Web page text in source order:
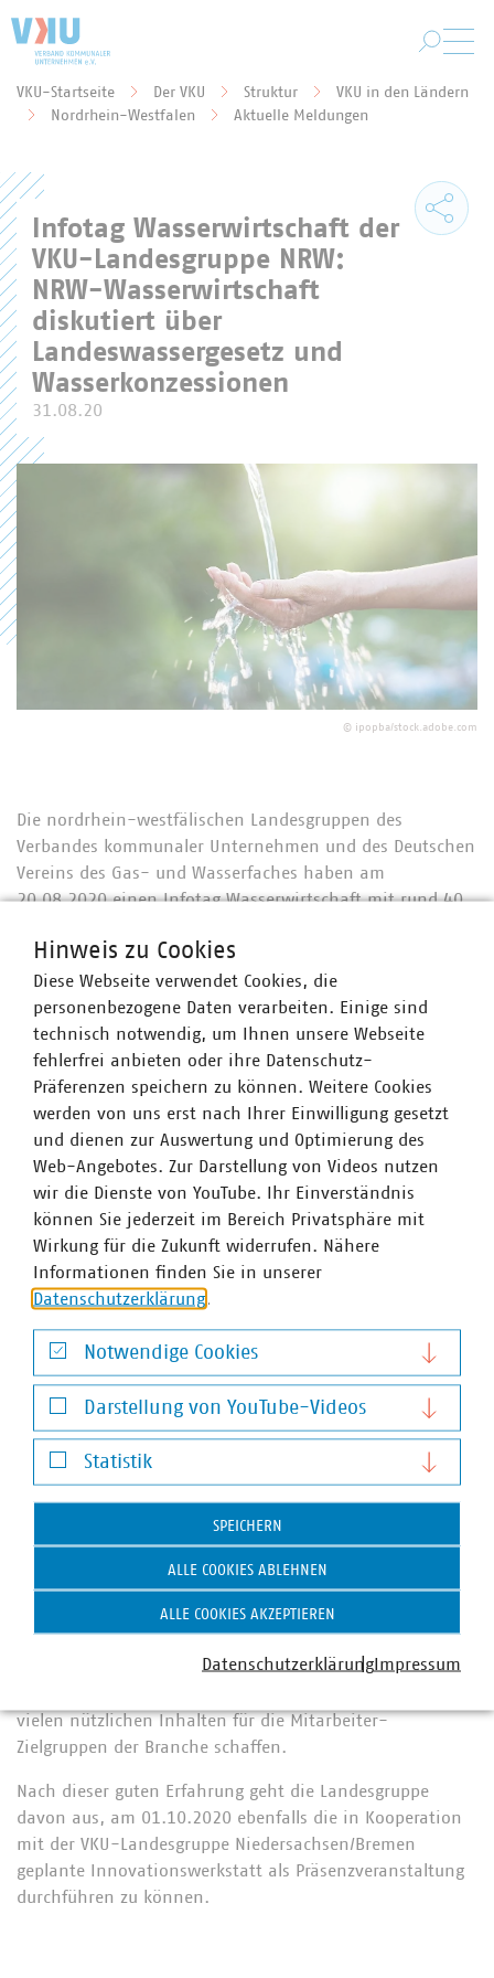
Sie befinden sich hier:
VKU-Startseite Der VKU Struktur
VKU in den Ländern
Nordrhein-Westfalen
Aktuelle Meldungen
Infotag Wasserwirtschaft der
VKU-Landesgruppe NRW:
NRW-Wasserwirtschaft
diskutiert über
Landeswassergesetz und
Wasserkonzessionen
31.08.20
© ipopba/stock.adobe.com
Die nordrhein-westfälischen Landesgruppen des
Verbandes kommunaler Unternehmen und des Deutschen
Vereins des Gas- und Wasserfaches haben am
20.08.2020 einen Infotag Wasserwirtschaft mit rund 40
Vertretern der Mitgliedsunternehmen stand es frei, vor
Ort oder parallel im Web teilzunehmen. Es war die erste
Präsenzveranstaltung der Landesgruppe seit Ausbruch der
Corona-Pandemie.
Im Rahmen der in den Räumen der Stadtwerke Hilden
durchgeführten Veranstaltung diskutierte die Branche mit
Vertretern der Landesregierung über die aktuelle
Wasserpolitik in NRW. Zum Auftakt der Veranstaltung
stellte Herr Dr. Heinrich Bottermann als Staatssekretär im
NRW-Umweltministerium die länger ausfallenden
Trockenperioden in Deutschland als künftige
Hauptaufgabe der NRW-Umweltpolitik heraus.
Im Blickpunkt standen weiter die aktuelle Novelle des
Landeswassergesetzes, die Fachkräftesicherung in der
Wasserwirtschaft, die geplante landesweite
Wasserschutzgebietsverordnung und die Laufzeit von
Wasserkonzessionen. Zudem wurde die Arbeit des unter
anderem von der VKU-Landesgruppe NRW initiierte
Branchen-Energieeffizienznetzwerkes für Wasserversorger
vorgestellt. In diesem Zusammenhang wurde auch dafür
geworben, dem geplanten Netzwerk für
Abwasserentsorger beizutreten.
Auch die seitens der VKU-Landesgruppe NRW und
weiterer Branchenverbände angestoßene
Rahmen der Veranstaltung erörtert. Die Initiative wird
vielen nützlichen Inhalten für die Mitarbeiter-
Zielgruppen der Branche schaffen.
Nach dieser guten Erfahrung geht die Landesgruppe
davon aus, am 01.10.2020 ebenfalls die in Kooperation
mit der VKU-Landesgruppe Niedersachsen/Bremen
geplante Innovationswerkstatt als Präsenzveranstaltung
durchführen zu können.
Hinweis zu Cookies
Diese Webseite verwendet Cookies, die
personenbezogene Daten verarbeiten. Einige sind
technisch notwendig, um Ihnen unsere Webseite
fehlerfrei anbieten oder ihre Datenschutz-
Präferenzen speichern zu können. Weitere Cookies
werden von uns erst nach Ihrer Einwilligung gesetzt
und dienen zur Auswertung und Optimierung des
Web-Angebotes. Zur Darstellung von Videos nutzen
wir die Dienste von YouTube. Ihr Einverständnis
können Sie jederzeit im Bereich Privatsphäre mit
Wirkung für die Zukunft widerrufen. Nähere
Informationen finden Sie in unserer
Datenschutzerklärung.
Notwendige Cookies
Notwendige Cookies
Darstellung von YouTube-Videos
Darstellung von YouTube-Videos
Statistik
Statistik
SPEICHERN
ALLE COOKIES ABLEHNEN
ALLE COOKIES AKZEPTIEREN
DatenschutzerklärungImpressum